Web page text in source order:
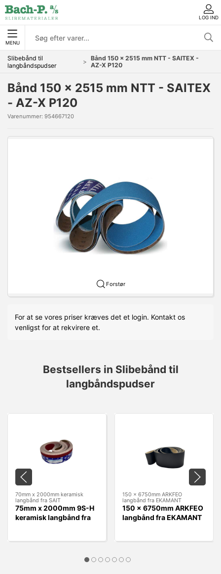
LOG IND
MENU
Slibebånd til
langbåndspudser
Bånd 150 x 2515 mm NTT - SAITEX -
AZ-X P120
Bånd 150 x 2515 mm NTT - SAITEX
- AZ-X P120
Varenummer: 954667120
Forstør
For at se vores priser kræves det et login. Kontakt os
venligst for at rekvirere et.
Bestsellers in Slibebånd til
langbåndspudser
70mm x 2000mm keramisk
langbånd fra SAIT
75mm x 2000mm 9S-H
keramisk langbånd fra
150 x 6750mm ARKFEO
langbånd fra EKAMANT
150 x 6750mm ARKFEO
langbånd fra EKAMANT